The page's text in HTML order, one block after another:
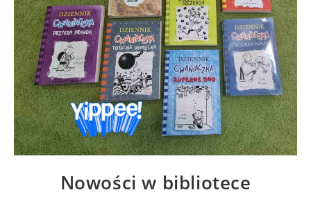
Nowości w bibliotece